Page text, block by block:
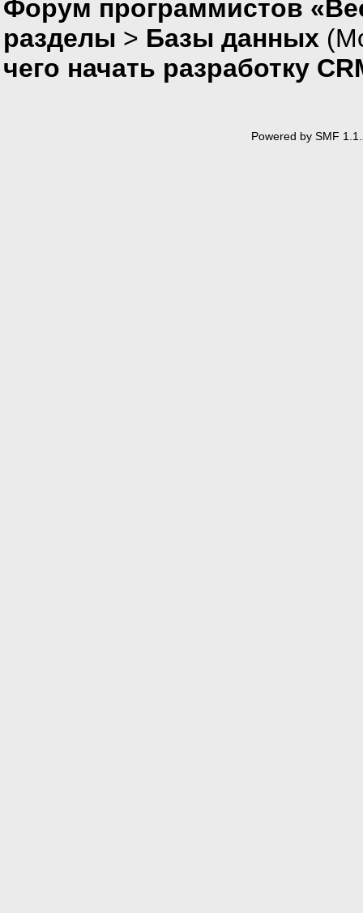
Форум программистов
разделы > Базы данных
чего начать разработку
Powered by SMF